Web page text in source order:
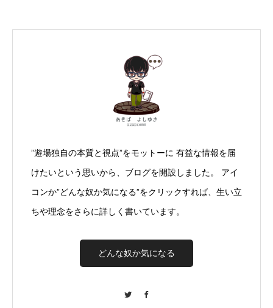
”遊場独自の本質と視点”をモットーに 有益な情報を届
けたいという思いから、ブログを開設しました。 アイ
コンか”どんな奴か気になる”をクリックすれば、生い立
ちや理念をさらに詳しく書いています。
どんな奴か気になる